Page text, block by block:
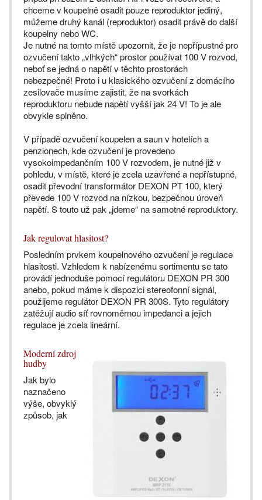
chceme v koupelně osadit pouze reproduktor jediný,
můžeme druhý kanál (reproduktor) osadit právě do další
koupelny nebo WC.
Je nutné na tomto místě upozornit, že je nepřípustné pro
ozvučení takto „vlhkých“ prostor používat 100 V rozvod,
neboť se jedná o napětí v těchto prostorách
nebezpečné! Proto i u klasického ozvučení z domácího
zesilovače musíme zajistit, že na svorkách
reproduktoru nebude napětí vyšší jak 24 V! To je ale
obvykle splněno.
V případě ozvučení koupelen a saun v hotelích a
penzionech, kde ozvučení je provedeno
vysokoimpedančním 100 V rozvodem, je nutné již v
pohledu, v místě, které je zcela uzavřené a nepřístupné,
osadit převodní transformátor DEXON PT 100, který
převede 100 V rozvod na nízkou, bezpečnou úroveň
napětí. S touto už pak „jdeme“ na samotné reproduktory.
Jak regulovat hlasitost?
Posledním prvkem koupelnového ozvučení je regulace
hlasitosti. Vzhledem k nabízenému sortimentu se tato
provádí jednoduše pomocí regulátoru DEXON PR 300
anebo, pokud máme k dispozici stereofonní signál,
použijeme regulátor DEXON PR 300S. Tyto regulátory
zatěžují audio síť rovnoměrnou impedanci a jejich
regulace je zcela lineární.
Moderní zdroj
hudby
Jak bylo
naznačeno
výše, obvyklý
způsob, jak